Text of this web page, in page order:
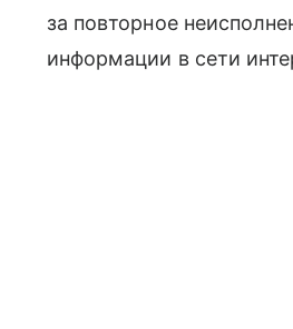
за повторное
информации в сети